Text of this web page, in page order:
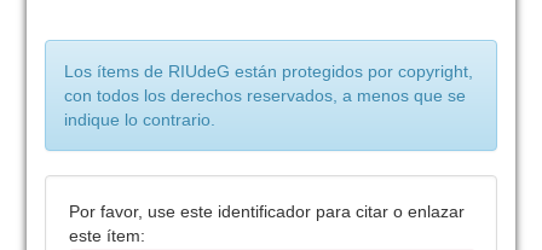
Los ítems de RIUdeG están protegidos por copyright,
con todos los derechos reservados, a menos que se
indique lo contrario.
Por favor, use este identificador para citar o enlazar
este ítem: